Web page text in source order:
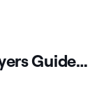
Guide™